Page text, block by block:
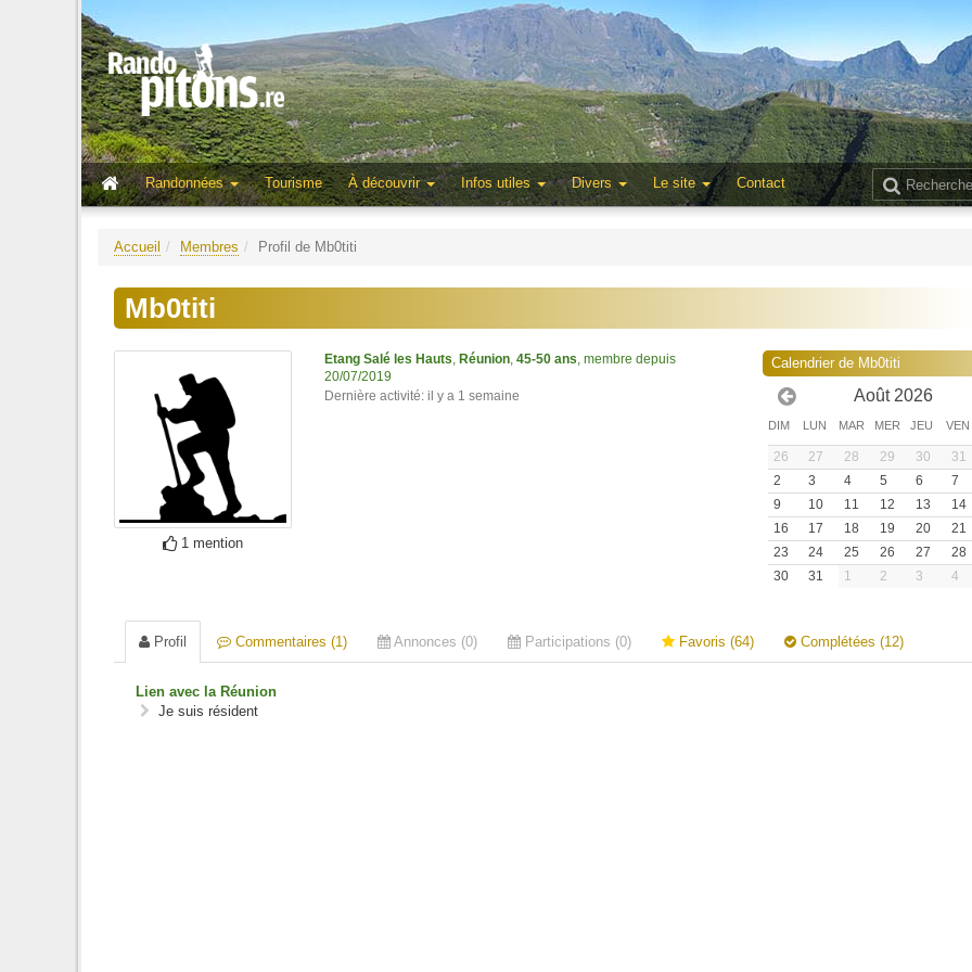
Randonnées
Tourisme À découvrir Infos utiles Divers Le site Contact
Accueil Membres Profil de Mb0titi
Mb0titi
1 mention
Etang Salé les Hauts Réunion 45-50 ans , membre depuis
20/07/2019
Dernière activité: il y a 1 semaine
Calendrier de Mb0titi
Août 2026
DIM LUN MAR MER JEU VEN
26 27 28 29 30 31
2
3 4 5 6 7
9
10 11 12 13 14
16
17 18 19 20 21
23
24 25 26 27 28
30
31 1 2 3 4
Profil Commentaires (1) Annonces (0) Participations (0) Favoris (64) Complétées (12)
Lien avec la Réunion
Je suis résident